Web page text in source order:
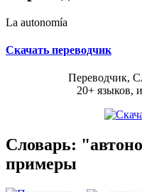
La autonomía
Скачать переводчик
Переводчик,
20+ языков,
Словарь:
примеры